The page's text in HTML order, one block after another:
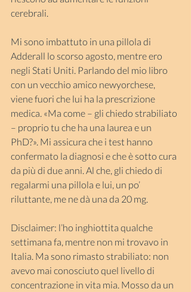
cerebrali.
Mi sono imbattuto in una pillola di
Adderall lo scorso agosto, mentre ero
negli Stati Uniti. Parlando del mio libro
con un vecchio amico newyorchese,
viene fuori che lui ha la prescrizione
medica. «Ma come – gli chiedo strabiliato
– proprio tu che ha una laurea e un
PhD?». Mi assicura che i test hanno
confermato la diagnosi e che è sotto cura
da più di due anni. Al che, gli chiedo di
regalarmi una pillola e lui, un po’
riluttante, me ne dà una da 20 mg.
Disclaimer: l’ho inghiottita qualche
settimana fa, mentre non mi trovavo in
Italia. Ma sono rimasto strabiliato: non
avevo mai conosciuto quel livello di
concentrazione in vita mia. Mosso da un